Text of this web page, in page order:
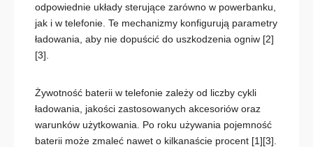
odpowiednie układy sterujące zarówno w powerbanku,
jak i w telefonie. Te mechanizmy konfigurują parametry
ładowania, aby nie dopuścić do uszkodzenia ogniw [2]
[3]
Żywotność baterii w telefonie zależy od liczby cykli
ładowania, jakości zastosowanych akcesoriów oraz
warunków użytkowania. Po roku używania pojemność
baterii może zmaleć nawet o kilkanaście procent [1][3]